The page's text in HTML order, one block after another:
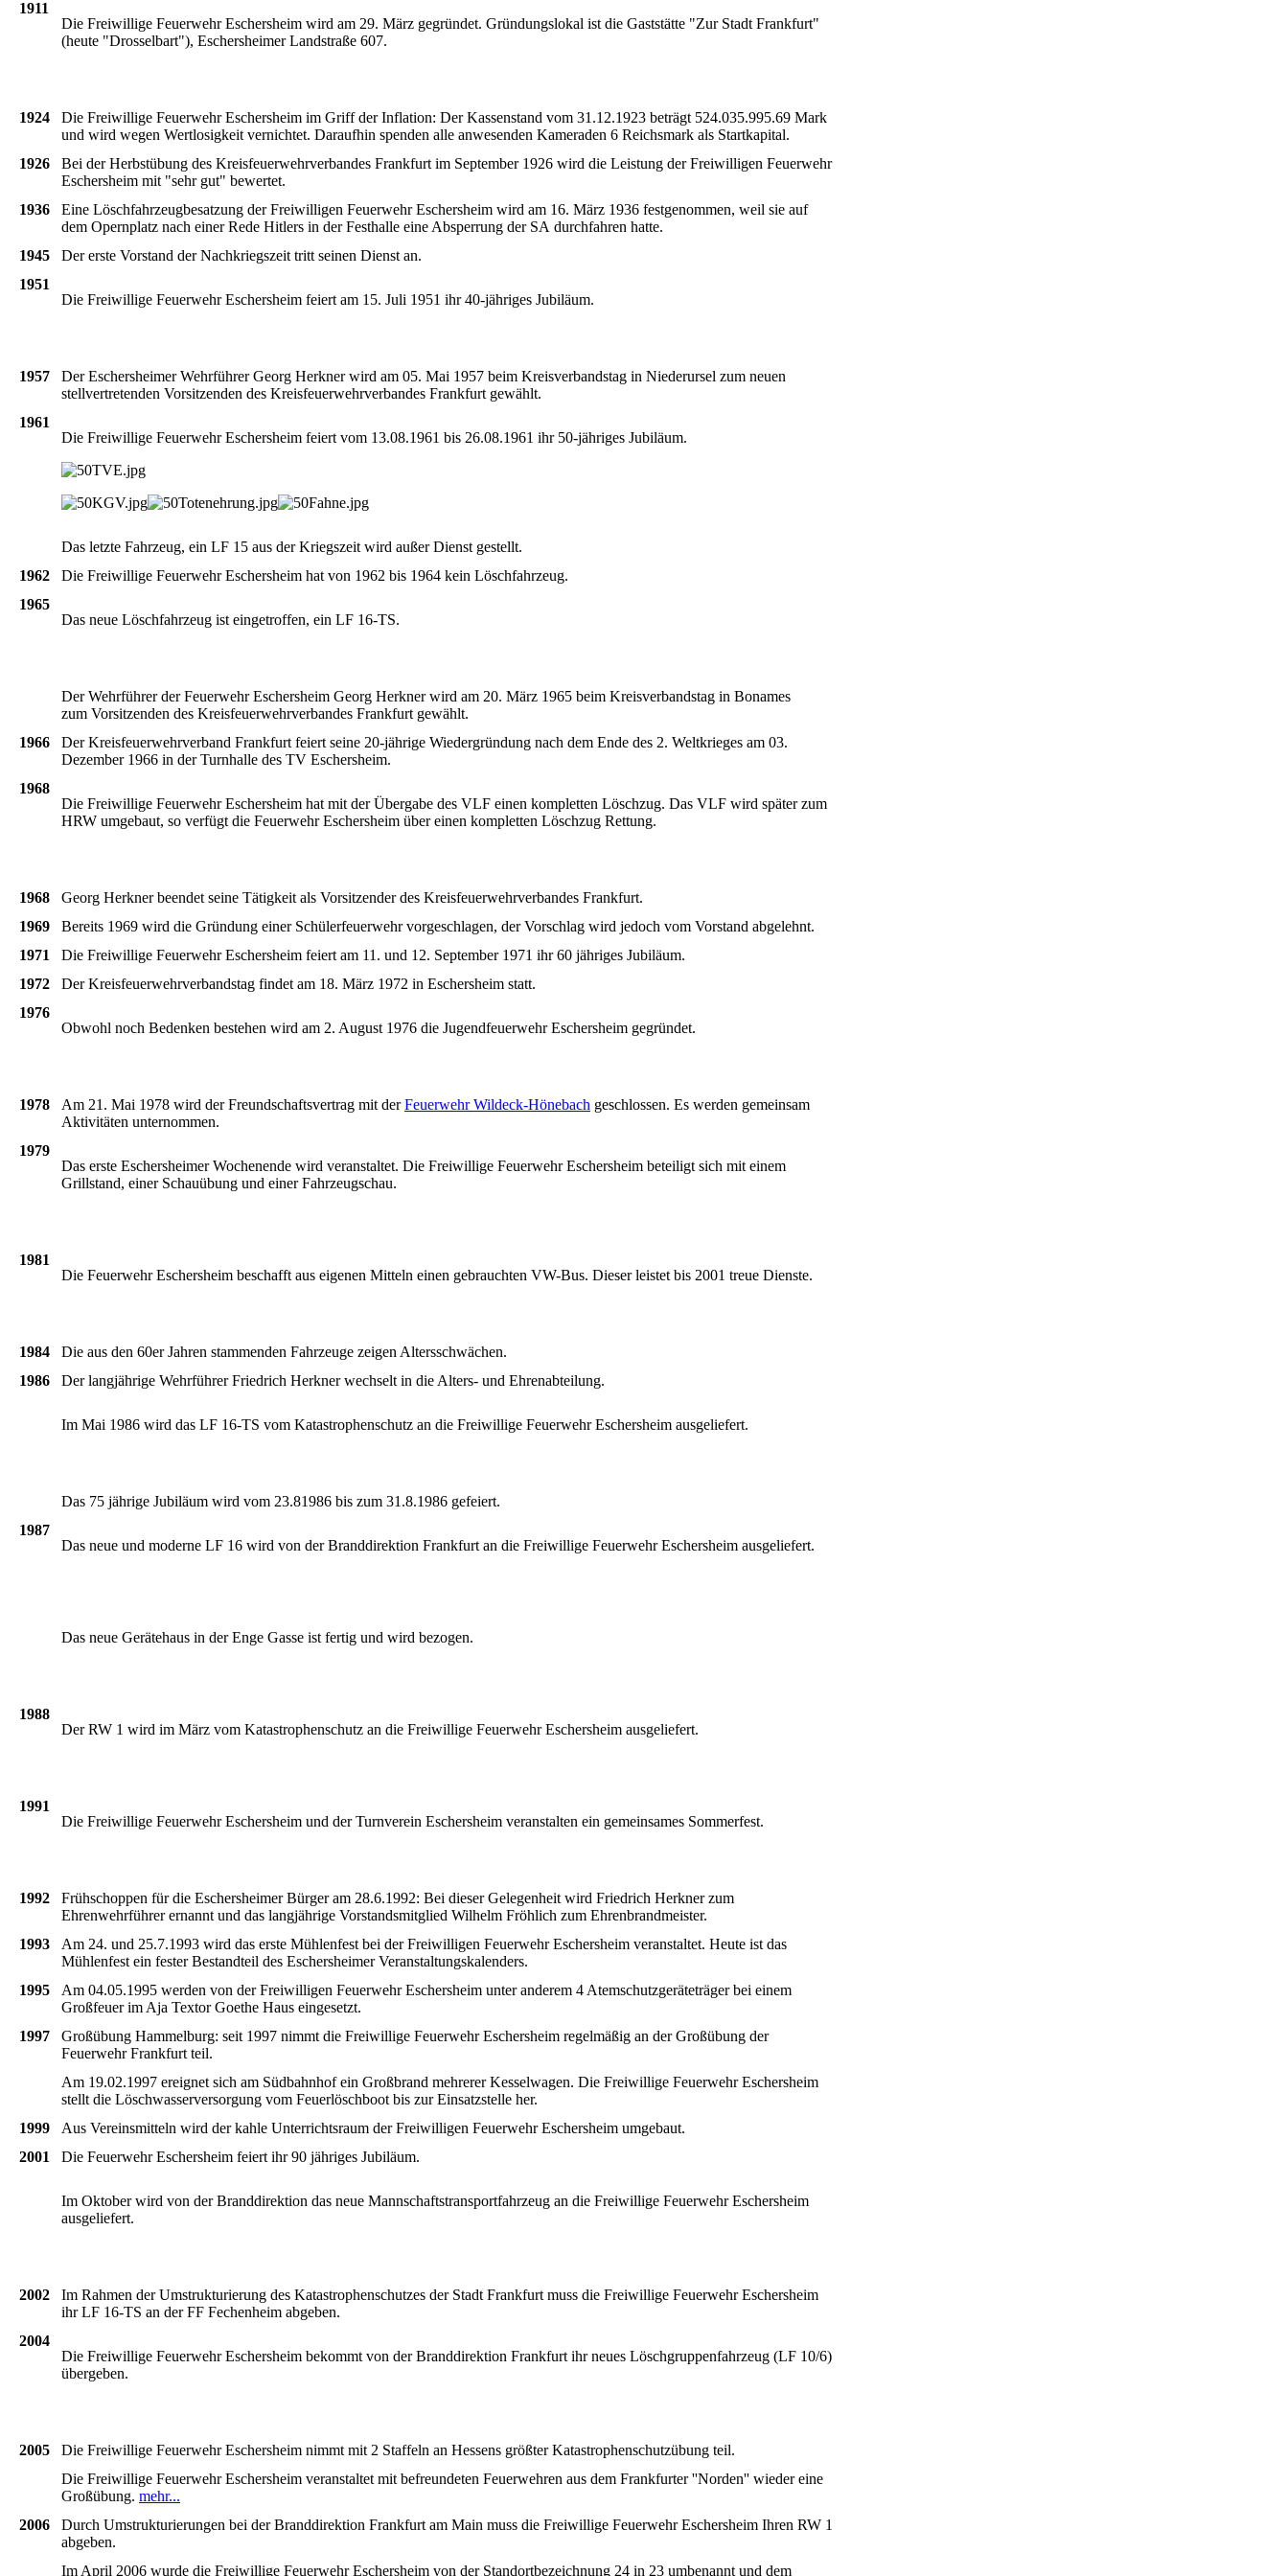
1911
Die Freiwillige Feuerwehr Eschersheim wird am 29. März gegründet. Gründungslokal ist die Gaststätte "Zur Stadt Frankfurt"
(heute "Drosselbart"), Eschersheimer Landstraße 607.
1924 Die Freiwillige Feuerwehr Eschersheim im Griff derInflation: Der Kassenstand vom 31.12.1923 beträgt 524.035.995.69 Mark
und wird wegen Wertlosigkeit vernichtet. Daraufhin spenden alle anwesenden Kameraden 6 Reichsmark als Startkapital.
1926
Bei der Herbstübung des Kreisfeuerwehrverbandes Frankfurt im September 1926 wird die Leistung der Freiwilligen Feuerwehr
Eschersheim mit "sehr gut" bewertet.
1936
Eine Löschfahrzeugbesatzung der Freiwilligen Feuerwehr Eschersheim wird am 16. März 1936 festgenommen, weil sie auf
dem Opernplatz nach einer Rede Hitlers in der Festhalle eine Absperrung der SA durchfahren hatte.
1945
Der erste Vorstand der Nachkriegszeit tritt seinen Dienst an.
1951
Die Freiwillige Feuerwehr Eschersheim feiert am 15. Juli 1951 ihr40-jähriges Jubiläum.
1957
Der Eschersheimer Wehrführer Georg Herkner wird am 05. Mai 1957 beim Kreisverbandstag in Niederursel zum neuen
stellvertretenden Vorsitzenden des Kreisfeuerwehrverbandes Frankfurt gewählt.
1961
Die Freiwillige Feuerwehr Eschersheim feiert vom 13.08.1961 bis 26.08.1961 ihr50-jähriges Jubiläum.
Das letzte Fahrzeug, ein LF 15 aus der Kriegszeit wird außer Dienst gestellt.
1962
Die Freiwillige Feuerwehr Eschersheim hat von 1962 bis 1964 kein Löschfahrzeug.
1965
Das neue Löschfahrzeug ist eingetroffen, ein LF 16-TS.
Der Wehrführer der Feuerwehr Eschersheim Georg Herkner wird am 20. März 1965 beim Kreisverbandstag in Bonames
zum Vorsitzenden des Kreisfeuerwehrverbandes Frankfurt gewählt.
1966
Der Kreisfeuerwehrverband Frankfurt feiert seine 20-jährige Wiedergründung nach dem Ende des 2. Weltkrieges am 03.
Dezember 1966 in der Turnhalle des TV Eschersheim.
1968
Die Freiwillige Feuerwehr Eschersheim hat mit der Übergabe des VLF einen kompletten Löschzug. Das VLF wird später zum
HRW umgebaut, so verfügt die Feuerwehr Eschersheim über einen kompletten Löschzug Rettung.
1968
Georg Herkner beendet seine Tätigkeit als Vorsitzender des Kreisfeuerwehrverbandes Frankfurt.
1969
Bereits 1969 wird die Gründung einer Schülerfeuerwehr vorgeschlagen, der Vorschlag wird jedoch vom Vorstand abgelehnt.
1971
Die Freiwillige Feuerwehr Eschersheim feiert am 11. und 12. September 1971 ihr60 jähriges Jubiläum.
1972
Der Kreisfeuerwehrverbandstag findet am 18. März 1972 in Eschersheim statt.
1976
Obwohl noch Bedenken bestehen wird am 2. August 1976 die Jugendfeuerwehr Eschersheim gegründet.
1978 Am 21. Mai 1978 wird der Freundschaftsvertrag mit der Feuerwehr Wildeck-Hönebach geschlossen. Es werden gemeinsam
Aktivitäten unternommen.
1979
Das erste Eschersheimer Wochenende wird veranstaltet. Die Freiwillige Feuerwehr Eschersheim beteiligt sich mit einem
Grillstand, einer Schauübung und einer Fahrzeugschau.
1981
Die Feuerwehr Eschersheim beschafft aus eigenen Mitteln einen gebrauchten VW-Bus. Dieser leistet bis 2001 treue Dienste.
1984 Die aus den 60er Jahren stammenden Fahrzeuge zeigen Altersschwächen.
1986
Der langjährige WehrführerFriedrich Herkner wechselt in die Alters- und Ehrenabteilung.
Im Mai 1986 wird das LF 16-TS vom Katastrophenschutz an die Freiwillige Feuerwehr Eschersheim ausgeliefert.
Das 75 jährige Jubiläum wird vom 23.81986 bis zum 31.8.1986 gefeiert.
1987
Das neue und moderne LF 16 wird von der Branddirektion Frankfurt an die Freiwillige Feuerwehr Eschersheim ausgeliefert.
Das neue Gerätehaus in der Enge Gasse ist fertig und wird bezogen.
1988
Der RW 1 wird im März vom Katastrophenschutz an die Freiwillige Feuerwehr Eschersheim ausgeliefert.
1991
Die Freiwillige Feuerwehr Eschersheim und derTurnverein Eschersheim veranstalten ein gemeinsames Sommerfest.
1992 Frühschoppen fürdie Eschersheimer Bürgeram 28.6.1992: Bei dieser Gelegenheit wird Friedrich Herkner zum
Ehrenwehrführer ernannt und das langjährige Vorstandsmitglied Wilhelm Fröhlich zum Ehrenbrandmeister.
1993
Am 24. und 25.7.1993 wird das erste Mühlenfest bei der Freiwilligen Feuerwehr Eschersheim veranstaltet. Heute ist das
Mühlenfest ein festerBestandteil des Eschersheimer Veranstaltungskalenders.
1995
Am 04.05.1995 werden von der Freiwilligen Feuerwehr Eschersheim unter anderem 4 Atemschutzgeräteträger bei einem
Großfeuer im Aja TextorGoethe Haus eingesetzt.
1997
Großübung Hammelburg: seit 1997 nimmt die Freiwillige Feuerwehr Eschersheim regelmäßig an der Großübung der
FeuerwehrFrankfurt teil.
Am 19.02.1997 ereignet sich am Südbahnhof ein Großbrand mehrerer Kesselwagen. Die Freiwillige Feuerwehr Eschersheim
stellt die Löschwasserversorgung vom Feuerlöschboot bis zur Einsatzstelle her.
1999
Aus Vereinsmitteln wird der kahle Unterrichtsraum der Freiwilligen Feuerwehr Eschersheim umgebaut.
2001
Die Feuerwehr Eschersheim feiert ihr90 jähriges Jubiläum.
Im Oktober wird von der Branddirektion das neue Mannschaftstransportfahrzeug an die Freiwillige Feuerwehr Eschersheim
ausgeliefert.
2002 Im Rahmen der Umstrukturierung des Katastrophenschutzes der Stadt Frankfurt muss die Freiwillige Feuerwehr Eschersheim
ihrLF 16-TS an der FF Fechenheim abgeben.
2004
Die Freiwillige Feuerwehr Eschersheim bekommt von der Branddirektion Frankfurt ihr neues Löschgruppenfahrzeug (LF 10/6)
übergeben.
2005 Die Freiwillige Feuerwehr Eschersheim nimmt mit 2 Staffeln an Hessens größter Katastrophenschutzübung teil.
Die Freiwillige Feuerwehr Eschersheim veranstaltet mit befreundeten Feuerwehren aus dem Frankfurter ''Norden'' wieder eine
Großübung. mehr...
2006
Durch Umstrukturierungen bei der Branddirektion Frankfurt am Main muss die Freiwillige Feuerwehr Eschersheim Ihren RW 1
abgeben.
Im April 2006 wurde die Freiwillige Feuerwehr Eschersheim von der Standortbezeichnung 24 in 23 umbenannt und dem